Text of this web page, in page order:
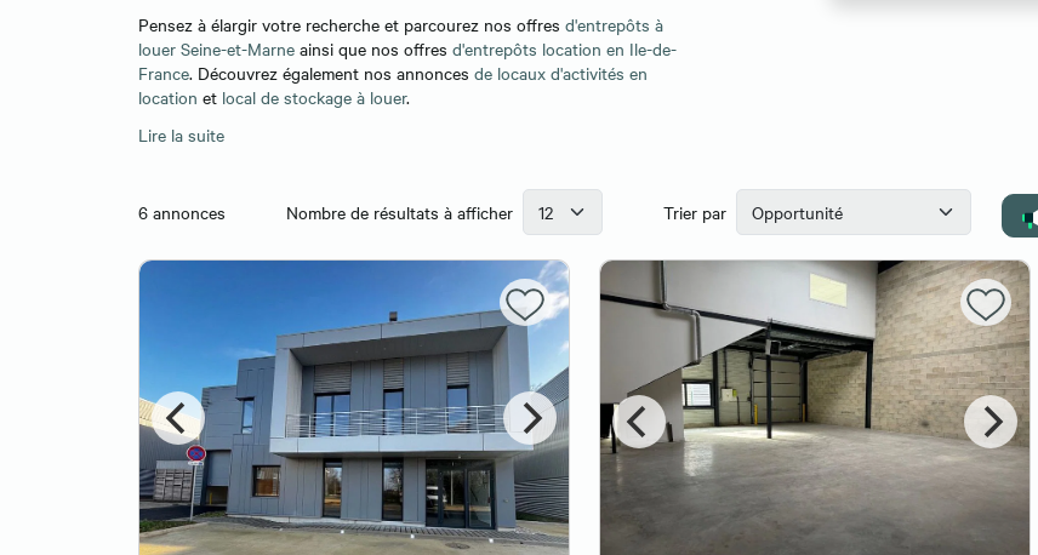
Pensez à élargir votre recherche et parcourez nos offres d'entrepôts à
louer Seine-et-Marne ainsi que nos offres d'entrepôts location en Ile-de-
France. Découvrez également nos annonces de locaux d'activités en
location et local de stockage à louer.
Lire la suite
6 annonces Nombre de résultats à afficher Trier par